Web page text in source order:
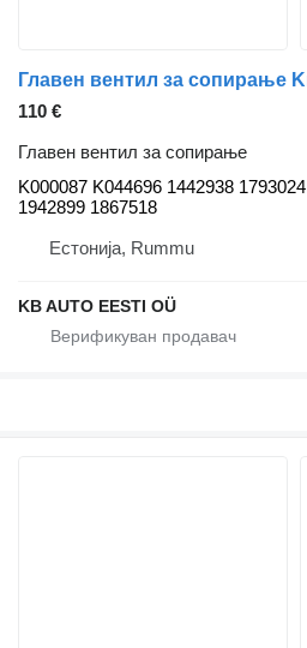
110 €
Главен вентил за сопирање
K000087 K044696 1442938 1793024
1942899 1867518
Естонија, Rummu
KB AUTO EESTI OÜ